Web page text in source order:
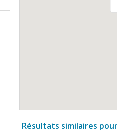
Résultats similaires